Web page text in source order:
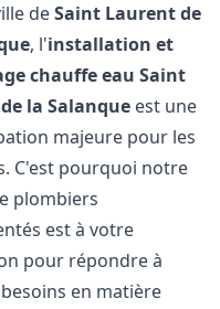
deSaint Laurent de
, l'installation et
chauffe eau Saint
la Salanque est une
majeure pour les
C'est pourquoi notre
plombiers
est à votre
pour répondre à
en matière